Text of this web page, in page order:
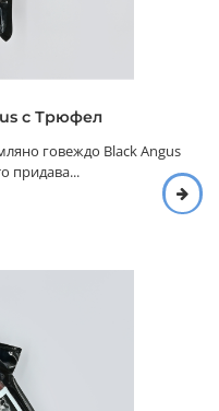
с Трюфел
говеждо Black Angus
придава...